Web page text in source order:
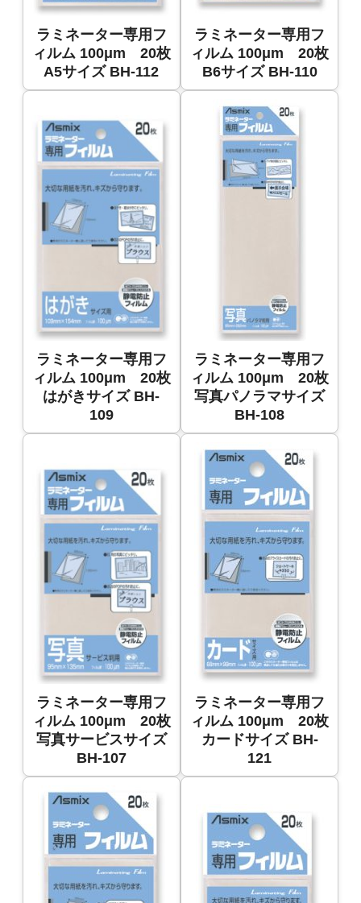
ラミネーター専用フ
ィルム 100μm 20枚
A5サイズ BH-112
ラミネーター専用フ
ィルム 100μm 20枚
B6サイズ BH-110
ラミネーター専用フ
ィルム 100μm 20枚
はがきサイズ BH-
109
ラミネーター専用フ
ィルム 100μm 20枚
写真パノラマサイズ
BH-108
ラミネーター専用フ
ィルム 100μm 20枚
写真サービスサイズ
BH-107
ラミネーター専用フ
ィルム 100μm 20枚
カードサイズ BH-
121